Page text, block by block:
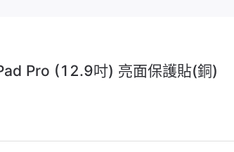
Pro (12.9吋) 亮面保護貼(銅)